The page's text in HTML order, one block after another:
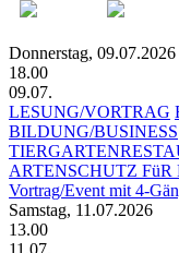
Donnerstag, 09.07.2026
18.00
09.07.
LESUNG/VORTRAG
BILDUNG/BUSINESS
ARTENSCHUTZ
Vortrag/Event mit 4-
Samstag, 11.07.2026
13.00
11.07.